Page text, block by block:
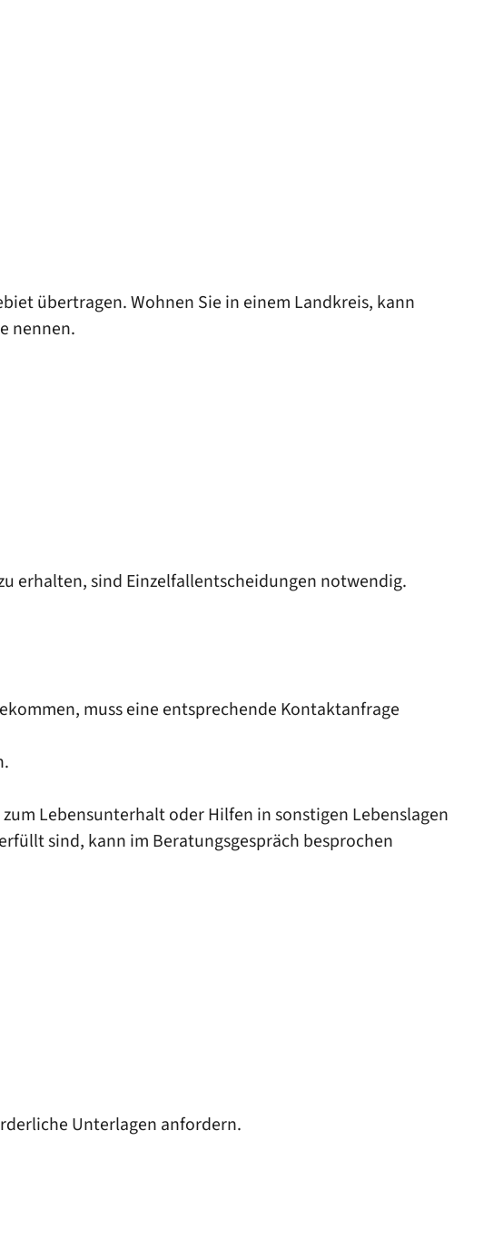
übertragen. Wohnen Sie in einem Landkreis, kann
nennen.
erhalten, sind Einzelfallentscheidungen notwendig.
muss eine entsprechende Kontaktanfrage
Lebensunterhalt oder Hilfen in sonstigen Lebenslagen
sind, kann im Beratungsgespräch besprochen
Unterlagen anfordern.